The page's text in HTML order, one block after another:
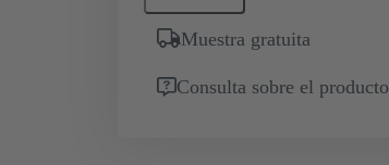
Muestra gratuita
Consulta sobre el producto